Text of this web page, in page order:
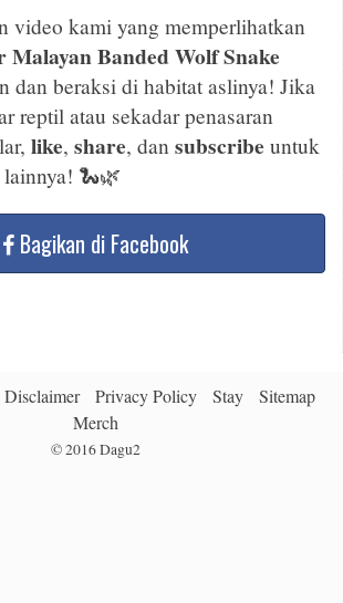
video kami yang memperlihatkan
Malayan Banded Wolf Snake
dan beraksi di habitat aslinya! Jika
reptil atau sekadar penasaran
like, share, dan subscribe untuk
🐍🌿
Bagikan di Facebook
Disclaimer Privacy Policy Stay
Sitemap
Merch
© 2016Dagu2